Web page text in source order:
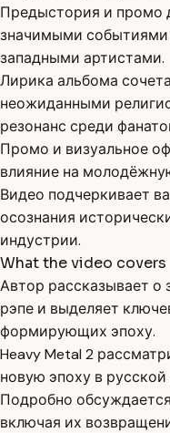
Предыстория и промо
значимыми
западными артистами.
Лирика альбома
неожиданными
резонанс среди
Промо и визуальное
влияние на
Видео подчеркивает
осознания
индустрии.
What the video covers
Автор рассказывает о
рэпе и выделяет
формирующих эпоху.
Heavy Metal 2
новую эпоху в
Подробно
включая их